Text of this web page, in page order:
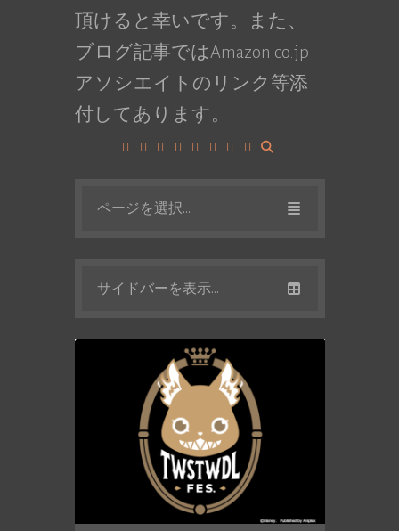
頂けると幸いです。また、
ブログ記事ではAmazon.co.jp
アソシエイトのリンク等添
付してあります。
ページを選択...
サイドバーを表示...